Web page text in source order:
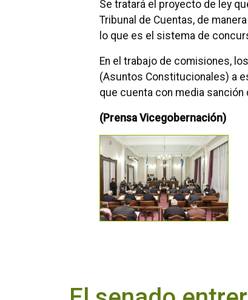
Se tratará el proyecto de ley
Tribunal de Cuentas, de
lo que es el sistema de
En el trabajo de comisiones,
(Asuntos Constitucionales) a
que cuenta con media sanción
(Prensa Vicegobernación)